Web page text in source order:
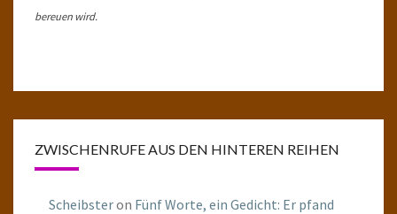
bereuen wird.
ZWISCHENRUFE AUS DEN HINTEREN REIHEN
Scheibsteron Fünf Worte, ein Gedicht: Er pfand